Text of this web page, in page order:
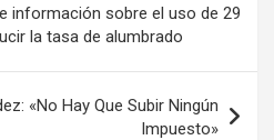
información sobre el uso de 29
la tasa de alumbrado
«No Hay Que Subir Ningún
Impuesto»